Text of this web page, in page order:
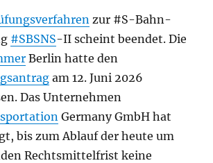
zur #S-Bahn-
#SBSNS-II scheint beendet. Die
Berlin hatte den
am 12. Juni 2026
Das Unternehmen
Germany GmbH hat
bis zum Ablauf der heute um
Rechtsmittelfrist keine